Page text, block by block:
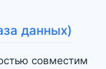
данных)
совместим